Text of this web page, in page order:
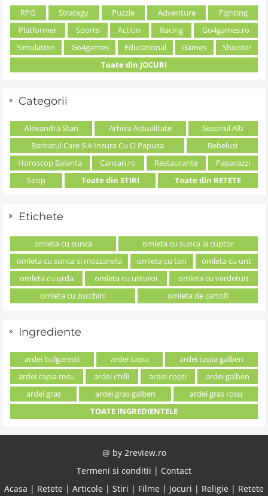
RPG Strategy Puzzle Adventure
Fighting
Platformer
Sports Action Racing
Go4games.ro
Simulation
Go4games Educational Games
Shooter
Toate din JOCURI
Categorii
Alexandra Stan Arhiva Actualitate
Sezonul Alb
Barbatul Care S A Insura Cu O Papusa
Bebelusi
Horoscop Balanta
Cancan.ro Restaurante
Paparazzi
Sirop
Toate din STIRI Toate din RETETE
Etichete
omleta cu sunca
omleta cu sunca la cuptor
omleta cu sunca si mozzarella
omleta cu ton
omleta cu unt
omleta cu urda
omleta cu usturoi
omleta cu verdeturi
omleta cu zucchini
omleta de cartofi
Ingrediente
ardei bulgaresti ardei capia
ardei capia galben
ardei capia rosu
ardei chilli ardei copti
ardei galben
ardei gras
ardei gras galben
ardei gras rosu
TOATE INGREDIENTELE
@ by 2review.ro
Termeni si conditii | Contact
Acasa | Retete | Articole | Stiri | Filme | Jocuri | Religie | Retete